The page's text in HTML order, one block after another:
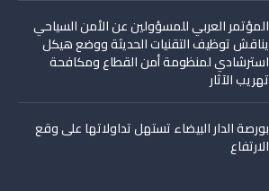
المؤتمر العربي للمسؤولين عن الأمن السياحي
يناقش توظيف التقنيات الحديثة ووضع هيكل
استرشادي لمنظومة أمن القطاع ومكافحة
تهريب الآثار
بورصة الدار البيضاء تستهل تداولاتها على وقع
الارتفاع